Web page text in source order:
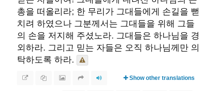
총을 떠올리라; 한 무리가 그대들에게 손길을 뻗
치려 하였으나 그분께서는 그대들을 위해 그들
의 손을 저지해 주셨노라. 그대들은 하나님을 경
외하라. 그리고 믿는 자들은 오직 하나님께만 의
탁하도록 하라.
Show other translations